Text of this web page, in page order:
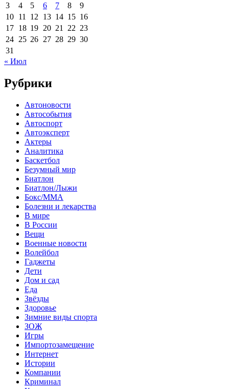
3
4 5 6 7 8
9
10 11 12 13 14 15 16
17 18 19 20 21 22 23
24 25 26 27 28 29 30
31
« Июл
Рубрики
Автоновости
Автособытия
Автоспорт
Автоэксперт
Актеры
Аналитика
Баскетбол
Безумный мир
Биатлон
Биатлон/Лыжи
Бокс/MMA
Болезни и лекарства
В мире
В России
Вещи
Военные новости
Волейбол
Гаджеты
Дети
Дом и сад
Еда
Звёзды
Здоровье
Зимние виды спорта
ЗОЖ
Игры
Импортозамещение
Интернет
Истории
Компании
Криминал